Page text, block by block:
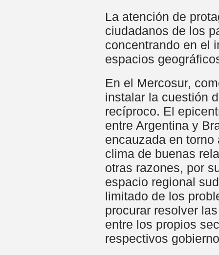
La atención de
ciudadanos de los
concentrando en el
espacios
En el Mercosur,
instalar la cuestión
recíproco. El
entre Argentina y
encauzada en
clima de buenas
otras razones, por
espacio regional
limitado de los
procurar resolver
entre los propios
respectivos